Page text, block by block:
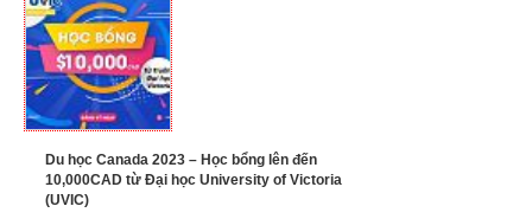
Du học Canada 2023 – Học bổng lên đến
10,000CAD từ Đại học University of Victoria
(UVIC)